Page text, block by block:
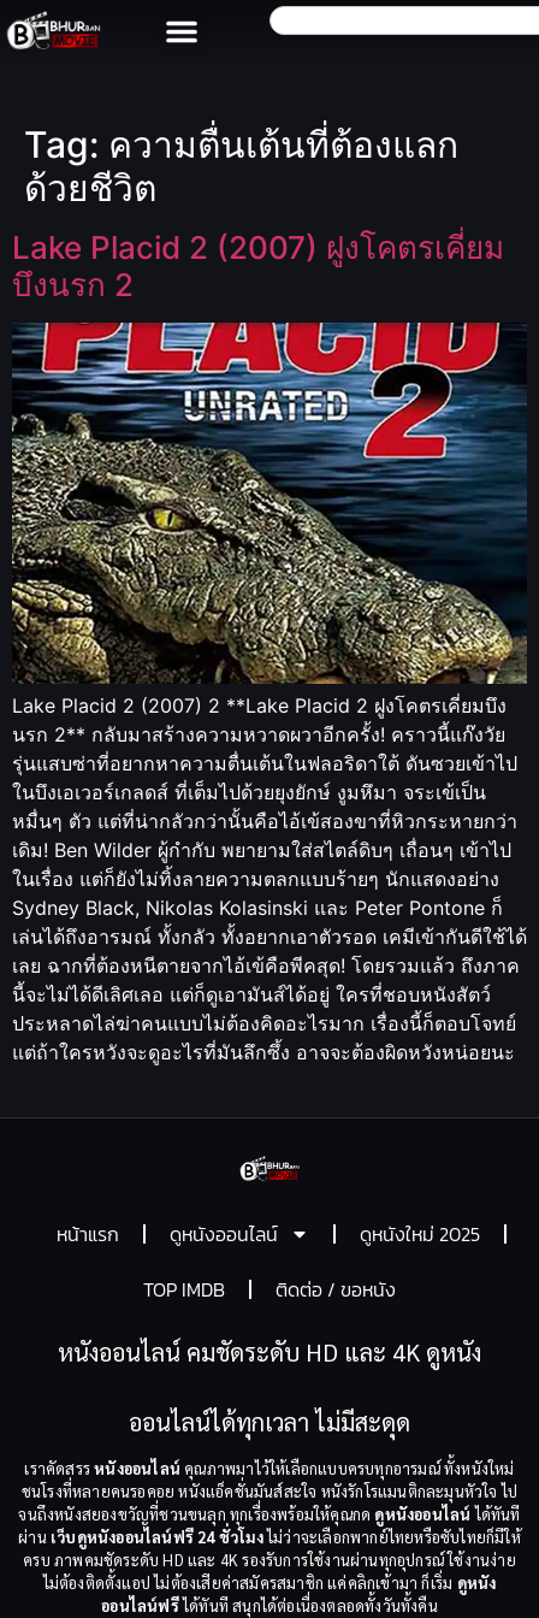
Tag: ความตื่นเต้นที่ต้องแลก
ด้วยชีวิต
Lake Placid 2 (2007) ฝูงโคตรเคี่ยม
บึงนรก 2
Lake Placid 2 (2007) 2 **Lake Placid 2 ฝูงโคตรเคี่ยมบึง
นรก 2** กลับมาสร้างความหวาดผวาอีกครั้ง! คราวนี้แก๊งวัย
รุ่นแสบซ่าที่อยากหาความตื่นเต้นในฟลอริดาใต้ ดันซวยเข้าไป
ในบึงเอเวอร์เกลดส์ ที่เต็มไปด้วยยุงยักษ์ งูมหึมา จระเข้เป็น
หมื่นๆ ตัว แต่ที่น่ากลัวกว่านั้นคือไอ้เข้สองขาที่หิวกระหายกว่า
เดิม! Ben Wilder ผู้กำกับ พยายามใส่สไตล์ดิบๆ เถื่อนๆ เข้าไป
ในเรื่อง แต่ก็ยังไม่ทิ้งลายความตลกแบบร้ายๆ นักแสดงอย่าง
Sydney Black, Nikolas Kolasinski และ Peter Pontone ก็
เล่นได้ถึงอารมณ์ ทั้งกลัว ทั้งอยากเอาตัวรอด เคมีเข้ากันดีใช้ได้
เลย ฉากที่ต้องหนีตายจากไอ้เข้คือพีคสุด! โดยรวมแล้ว ถึงภาค
นี้จะไม่ได้ดีเลิศเลอ แต่ก็ดูเอามันส์ได้อยู่ ใครที่ชอบหนังสัตว์
ประหลาดไล่ฆ่าคนแบบไม่ต้องคิดอะไรมาก เรื่องนี้ก็ตอบโจทย์
แต่ถ้าใครหวังจะดูอะไรที่มันลึกซึ้ง อาจจะต้องผิดหวังหน่อยนะ
หน้าแรก ดูหนังออนไลน์
ดูหนังใหม่ 2025
TOP IMDB
ติดต่อ / ขอหนัง
หนังออนไลน์ คมชัดระดับ HD และ 4K ดูหนัง
ออนไลน์ได้ทุกเวลา ไม่มีสะดุด
เราคัดสรรหนังออนไลน์ คุณภาพมาไว้ให้เลือกแบบครบทุกอารมณ์ ทั้งหนังใหม่
ชนโรงที่หลายคนรอคอย หนังแอ็คชั่นมันส์สะใจ หนังรักโรแมนติกละมุนหัวใจ ไป
จนถึงหนังสยองขวัญที่ชวนขนลุก ทุกเรื่องพร้อมให้คุณกด ดูหนังออนไลน์ ได้ทันที
ผ่าน เว็บดูหนังออนไลน์ฟรี 24 ชั่วโมงไม่ว่าจะเลือกพากย์ไทยหรือซับไทยก็มีให้
ครบ ภาพคมชัดระดับ HD และ 4K รองรับการใช้งานผ่านทุกอุปกรณ์ ใช้งานง่าย
ไม่ต้องติดตั้งแอป ไม่ต้องเสียค่าสมัครสมาชิก แค่คลิกเข้ามา ก็เริ่ม ดูหนัง
ออนไลน์ฟรีได้ทันที สนุกได้ต่อเนื่องตลอดทั้งวันทั้งคืน